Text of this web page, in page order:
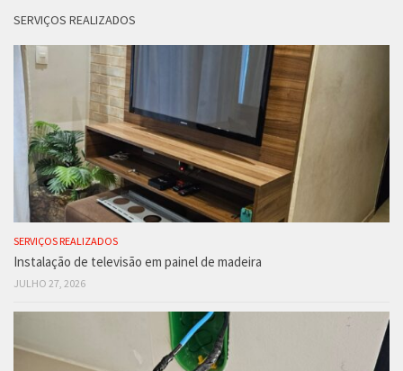
SERVIÇOS REALIZADOS
SERVIÇOS REALIZADOS
Instalação de televisão em painel de madeira
JULHO 27, 2026